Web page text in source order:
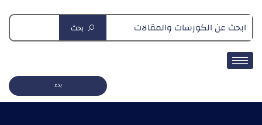
بحث
بدء